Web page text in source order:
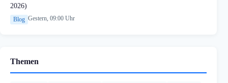
2026)
Blog Gestern, 09:00 Uhr
Themen